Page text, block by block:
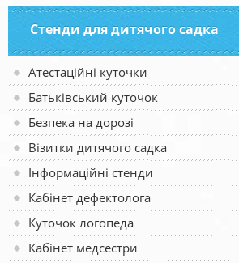
Стенди для дитячого садка
Атестаційні куточки
Батьківський куточок
Безпека на дорозі
Візитки дитячого садка
Інформаційні стенди
Кабінет дефектолога
Куточок логопеда
Кабінет медсестри